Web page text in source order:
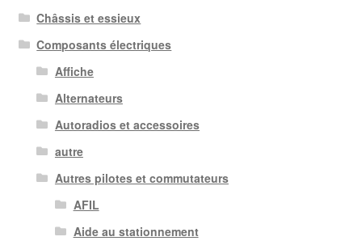
Châssis et essieux
Composants électriques
Affiche
Alternateurs
Autoradios et accessoires
autre
Autres pilotes et commutateurs
AFIL
Aide au stationnement